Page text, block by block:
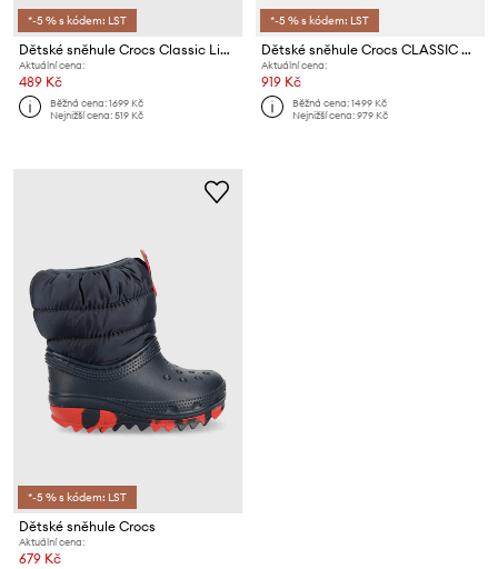
*-5 % s kódem: LST
Dětské sněhule Crocs Classic Lined Neo Puff
Aktuální cena:
489 Kč
Běžná cena:1699 Kč
Nejnižší cena:519 Kč
*-5 % s kódem: LST
Dětské sněhule Crocs CLASSIC NEO PUFF BOOT
Aktuální cena:
919 Kč
Běžná cena:1499 Kč
Nejnižší cena:979 Kč
*-5 % s kódem: LST
Dětské sněhule Crocs
Aktuální cena:
679 Kč